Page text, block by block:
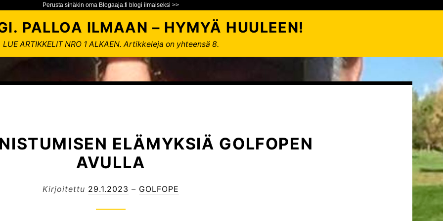
Perusta sinäkin oma Blogaaja.fi blogi ilmaiseksi >>
PALLOA ILMAAN – HYMYÄ HUULEEN!
LUE ARTIKKELIT NRO 1 ALKAEN. Artikkeleja on yhteensä 8.
ELÄMYKSIÄ GOLFOPEN
AVULLA
Kirjoitettu 29.1.2023 – GOLFOPE